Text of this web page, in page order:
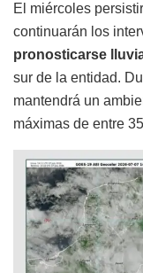
El miércoles
continuarán los
pronosticarse
sur de la entidad.
mantendrá un
máximas de entre